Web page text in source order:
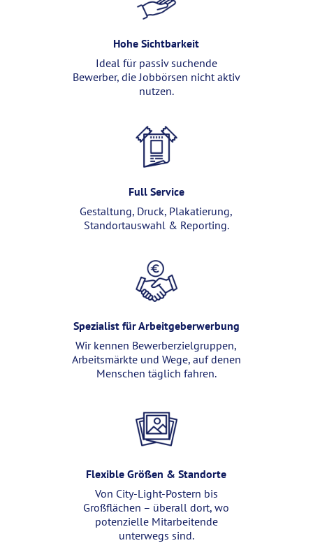
Hohe Sichtbarkeit
Ideal für passiv suchende
Bewerber, die Jobbörsen nicht aktiv
nutzen.
Full Service
Gestaltung, Druck, Plakatierung,
Standortauswahl & Reporting.
Spezialist für Arbeitgeberwerbung
Wir kennen Bewerberzielgruppen,
Arbeitsmärkte und Wege, auf denen
Menschen täglich fahren.
Flexible Größen & Standorte
Von City-Light-Postern bis
Großflächen – überall dort, wo
potenzielle Mitarbeitende
unterwegs sind.